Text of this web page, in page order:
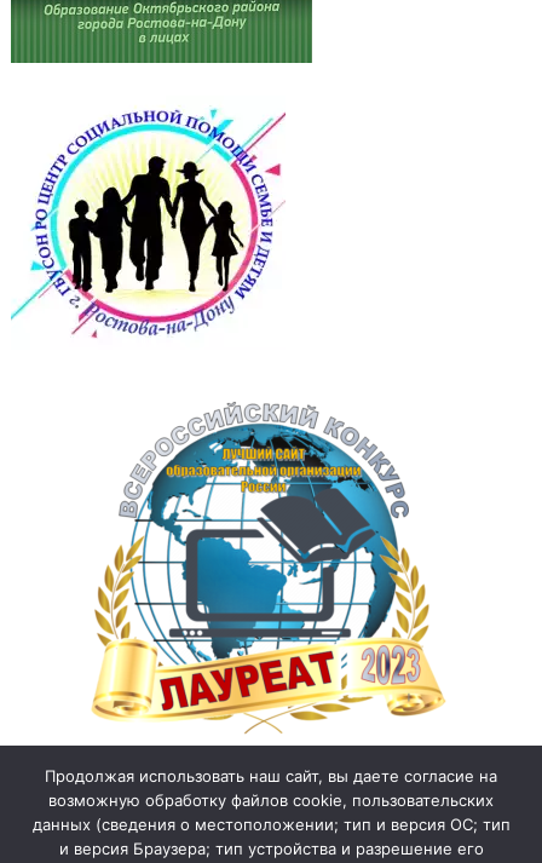
Продолжая использовать наш сайт, вы даете согласие на
возможную обработку файлов cookie, пользовательских
данных (сведения о местоположении; тип и версия ОС; тип
и версия Браузера; тип устройства и разрешение его